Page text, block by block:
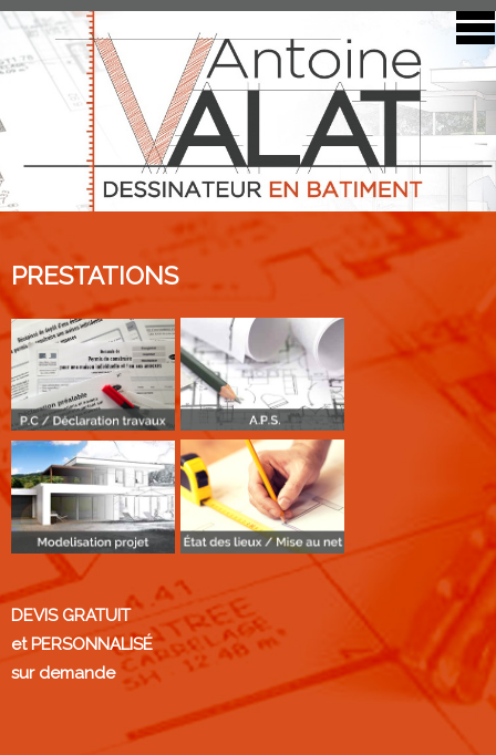
ACCUEIL PRESTATIONS REALISATIONS
CONTACT
PRESTATIONS
DEVIS GRATUIT
et PERSONNALISÉ
sur demande